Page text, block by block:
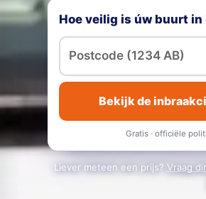
Hoe veilig is úw buurt in
Bekijk de
Gratis · officiële
Liever meteen een prijs? Vraag